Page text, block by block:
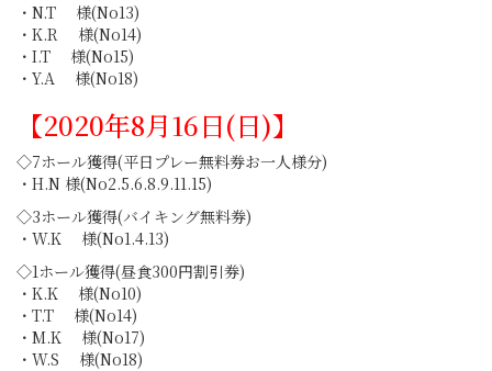
・N.T 様(No13)
・K.R 様(No14)
・I.T 様(No15)
・Y.A 様(No18)
【2020年8月16日(日)】
◇7ホール獲得(平日プレー無料券お一人様分)
・H.N 様(No2.5.6.8.9.11.15)
◇3ホール獲得(バイキング無料券)
・W.K 様(No1.4.13)
◇1ホール獲得(昼食300円割引券)
・K.K 様(No10)
・T.T 様(No14)
・M.K 様(No17)
・W.S 様(No18)